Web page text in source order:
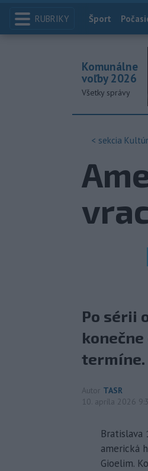
RUBRIKY Index
Šport
Komunálne
voľby 2026
Všetky správy
< sekcia
Po sérii
termíne.
Autor TASR
10. apríla 2026
Bratislava
americká
Gioelim.